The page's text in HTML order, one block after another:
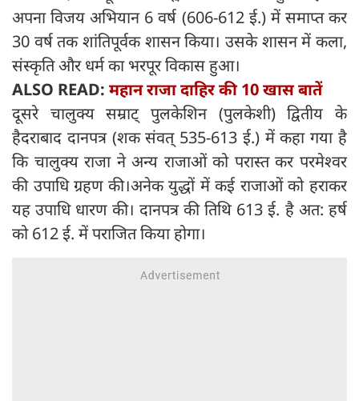
अपना विजय अभियान 6 वर्ष (606-612 ई.) में समाप्त कर
30 वर्ष तक शांतिपूर्वक शासन किया। उसके शासन में कला,
संस्कृति और धर्म का भरपूर विकास हुआ।
ALSO READ: महान राजा दाहिर की 10 खास बातें
दूसरे चालुक्य सम्राट् पुलकेशिन (पुलकेशी) द्वितीय के
हैदराबाद दानपत्र (शक संवत् 535-613 ई.) में कहा गया है
कि चालुक्य राजा ने अन्य राजाओं को परास्त कर परमेश्वर
की उपाधि ग्रहण की।अनेक युद्धों में कई राजाओं को हराकर
यह उपाधि धारण की। दानपत्र की तिथि 613 ई. है अत: हर्ष
को 612 ई. में पराजित किया होगा।